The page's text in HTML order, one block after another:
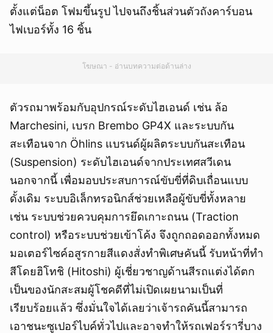
ตั้งแต่น็อต โฟมขึ้นรูป ไปจนถึงชิ้นส่วนตัวถังคาร์บอน
ไฟเบอร์ทั้ง 16 ชิ้น
โฆษณา - อ่านบทความต่อด้านล่าง
ตัวรถมาพร้อมกับอุปกรณ์ระดับไฮเอนด์ เช่น ล้อ
Marchesini, เบรก Brembo GP4X และระบบกัน
สะเทือนจาก Öhlins แบรนด์ผู้ผลิตระบบกันสะเทือน
(Suspension) ระดับไฮเอนด์จากประเทศสวีเดน
นอกจากนี้ เพื่อมอบประสบการณ์ขับขี่ที่ดิบเถื่อนแบบ
ดั้งเดิม ระบบอิเล็กทรอนิกส์ช่วยเหลือผู้ขับขี่ทั้งหลาย
เช่น ระบบช่วยควบคุมการยึดเกาะถนน (Traction
control) หรือระบบช่วยเข้าโค้ง จึงถูกถอดออกทั้งหมด
มอเตอร์ไซค์อสูรกายสีแดงสั่งทำพิเศษคันนี้ รับหน้าที่ทำ
สีโดยฮิโทชิ (Hitoshi) ผู้เชี่ยวชาญด้านสีรถแต่งได้ตก
เป็นของนักสะสมผู้โชคดีที่ไม่เปิดเผยนามเป็นที่
เรียบร้อยแล้ว ซึ่งมั่นใจได้เลยว่าเจ้ารถคันนี้สามารถ
เอาชนะซูเปอร์ไบค์ทั่วไปและอาจทำให้รถเฟอร์รารี่บาง